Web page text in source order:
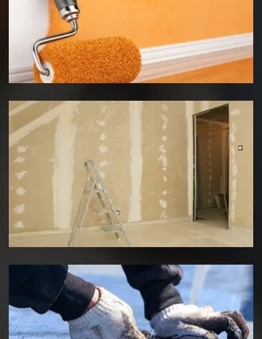
Peinture intérieur
Pose de placo